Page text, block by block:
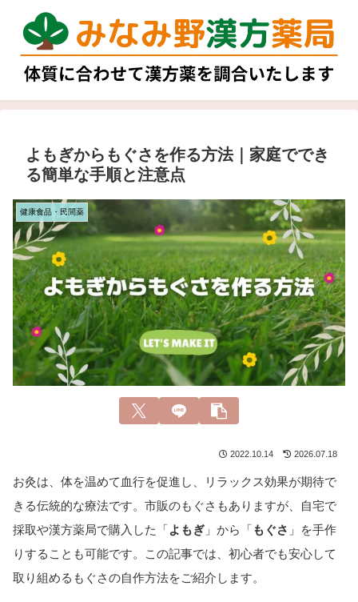
よもぎからもぐさを作る方法｜家庭ででき
る簡単な手順と注意点
健康食品・民間薬
2022.10.14 2026.07.18
お灸は、体を温めて血行を促進し、リラックス効果が期待で
きる伝統的な療法です。市販のもぐさもありますが、自宅で
採取や漢方薬局で購入した「よもぎ 」から「もぐさ 」を手作
りすることも可能です。この記事では、初心者でも安心して
取り組めるもぐさの自作方法をご紹介します。